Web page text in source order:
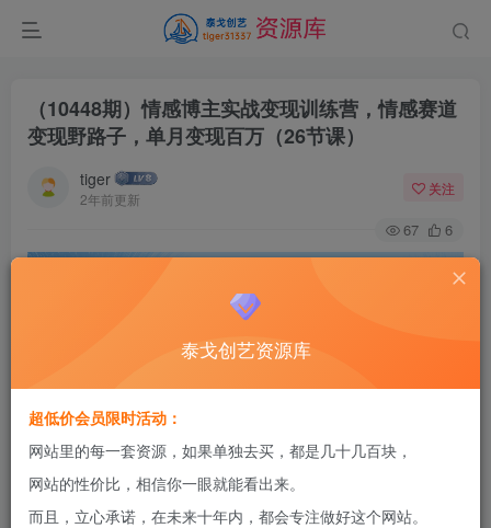
（10448期）情感博主实战变现训练营，情感赛道
变现野路子，单月变现百万（26节课）
tiger
2年前更新
关注
67 6
泰戈创艺资源库
超低价会员限时活动：
网站里的每一套资源，如果单独去买，都是几十几百块，
网站的性价比，相信你一眼就能看出来。
而且，立心承诺，在未来十年内，都会专注做好这个网站。